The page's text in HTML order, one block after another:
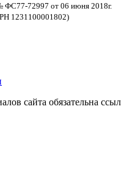
ФС77-72997 от 06 июня 2018г.
1231100001802)
сайта обязательна